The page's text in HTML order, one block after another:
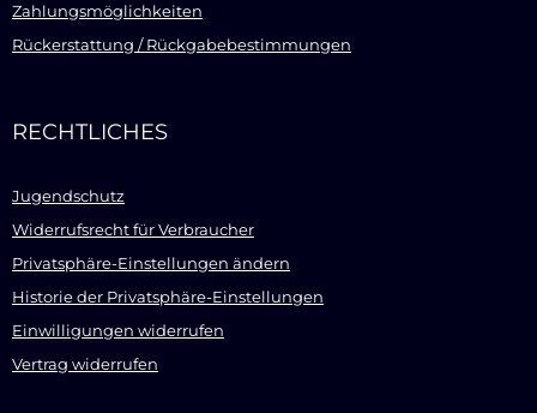
Zahlungsmöglichkeiten
Rückerstattung / Rückgabebestimmungen
RECHTLICHES
Jugendschutz
Widerrufsrecht für Verbraucher
Privatsphäre-Einstellungen ändern
Historie der Privatsphäre-Einstellungen
Einwilligungen widerrufen
Vertrag widerrufen